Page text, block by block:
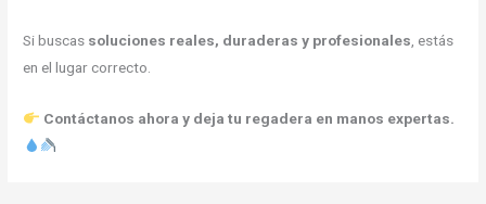
Si buscas soluciones reales, duraderas y profesionales, estás
en el lugar correcto.
Contáctanos ahora y deja tu regadera en manos expertas.